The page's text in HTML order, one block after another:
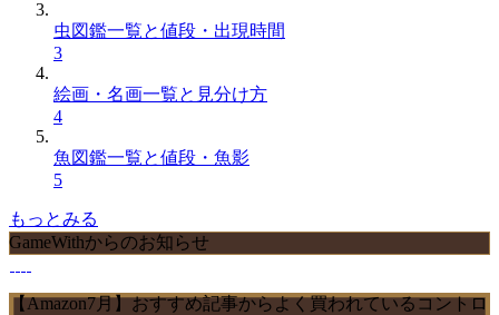
虫図鑑一覧と値段・出現時間
3
絵画・名画一覧と見分け方
4
魚図鑑一覧と値段・魚影
5
もっとみる
GameWithからのお知らせ
【Amazon7月】おすすめ記事からよく買われているコントロ